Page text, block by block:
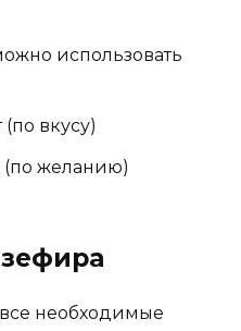
использовать
вкусу)
(по желанию)
все необходимые